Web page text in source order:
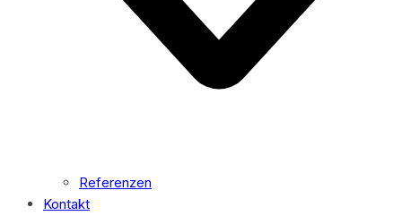
Referenzen
Kontakt